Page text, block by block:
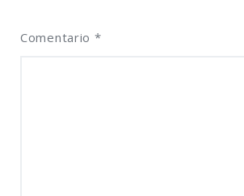
Comentario *